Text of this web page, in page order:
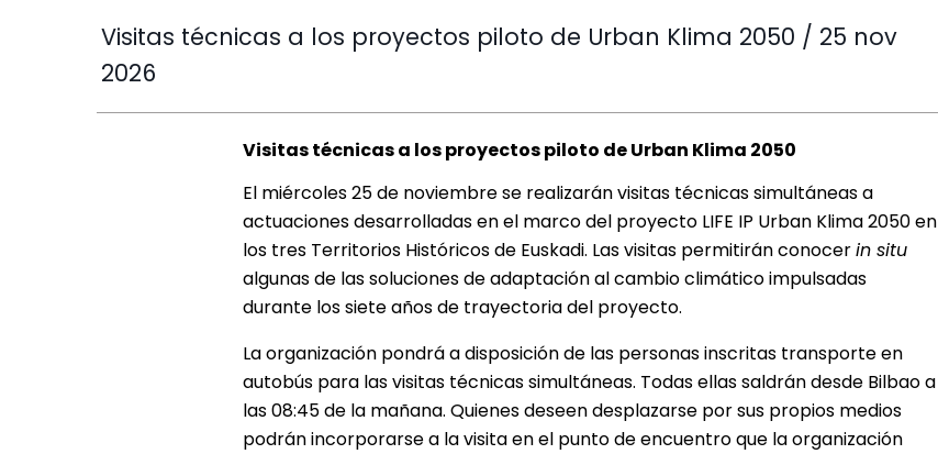
Visitas técnicas a los proyectos piloto de Urban Klima 2050 / 25 nov
2026
Visitas técnicas a los proyectos piloto de Urban Klima 2050
El miércoles 25 de noviembre se realizarán visitas técnicas simultáneas a
actuaciones desarrolladas en el marco del proyecto LIFE IP Urban Klima 2050 en
los tres Territorios Históricos de Euskadi. Las visitas permitirán conocerin situ
algunas de las soluciones de adaptación al cambio climático impulsadas
durante los siete años de trayectoria del proyecto.
La organización pondrá a disposición de las personas inscritas transporte en
autobús para las visitas técnicas simultáneas. Todas ellas saldrán desde Bilbao a
las 08:45 de la mañana. Quienes deseen desplazarse por sus propios medios
podrán incorporarse a la visita en el punto de encuentro que la organización